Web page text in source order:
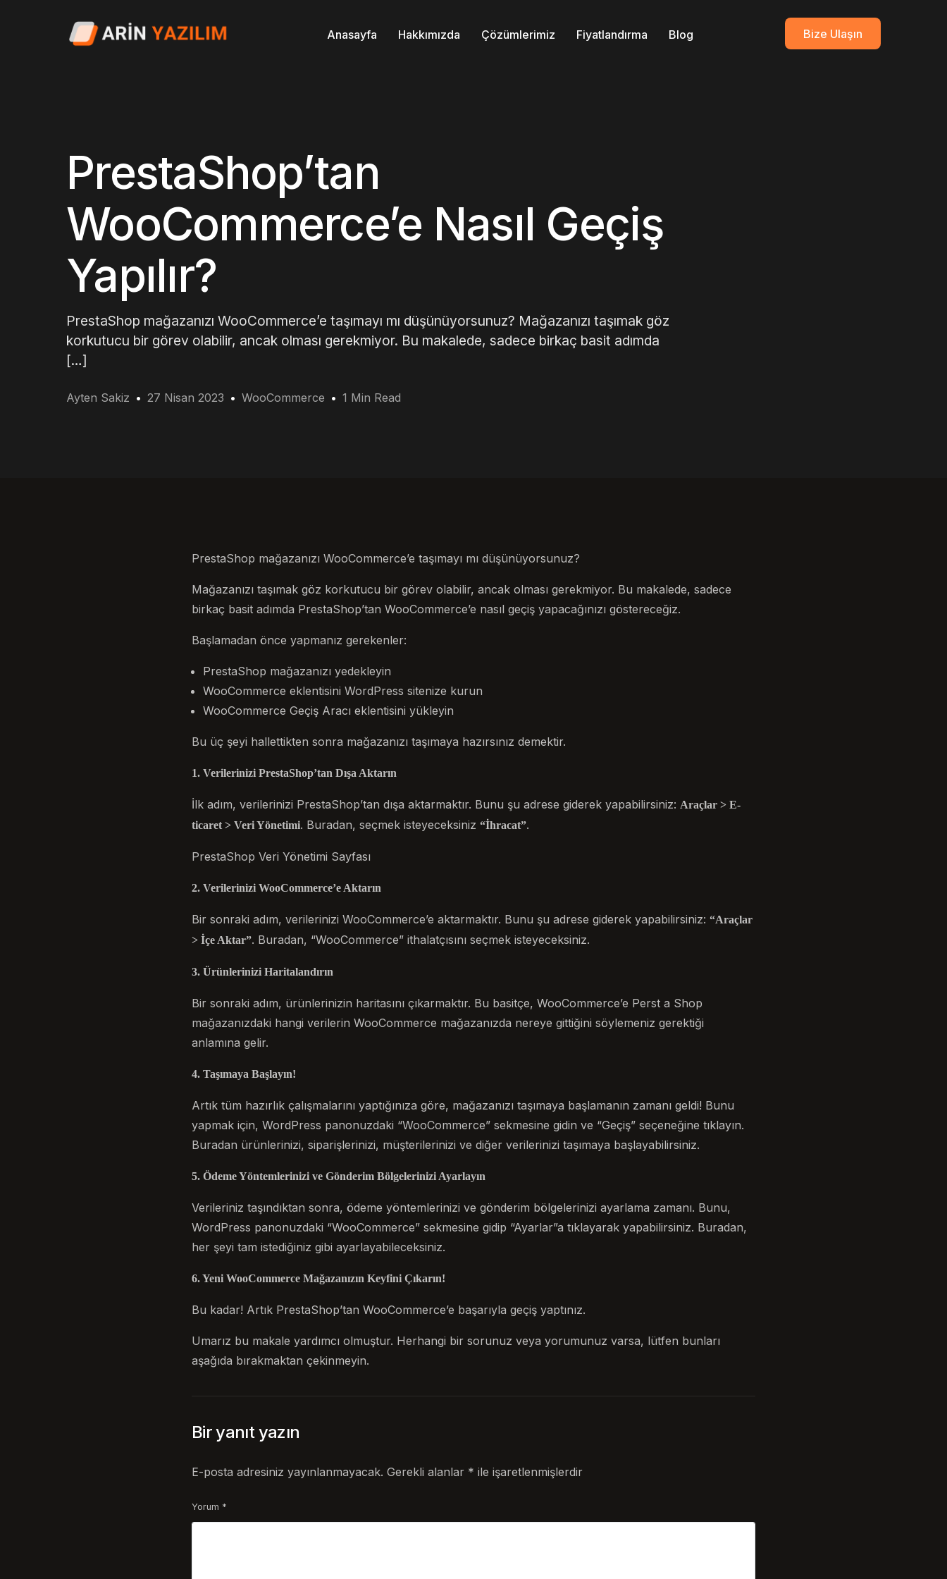
Anasayfa Hakkımızda Çözümlerimiz Fiyatlandırma Blog Bize Ulaşın
PrestaShop’tan
WooCommerce’e Nasıl Geçiş
Yapılır?
PrestaShop mağazanızı WooCommerce’e taşımayı mı düşünüyorsunuz? Mağazanızı taşımak göz
korkutucu bir görev olabilir, ancak olması gerekmiyor. Bu makalede, sadece birkaç basit adımda
[…]
Ayten Sakiz 27 Nisan 2023 WooCommerce 1 Min Read
PrestaShop mağazanızı WooCommerce’e taşımayı mı düşünüyorsunuz?
Mağazanızı taşımak göz korkutucu bir görev olabilir, ancak olması gerekmiyor. Bu makalede, sadece
birkaç basit adımda PrestaShop’tan WooCommerce’e nasıl geçiş yapacağınızı göstereceğiz.
Başlamadan önce yapmanız gerekenler:
PrestaShop mağazanızı yedekleyin
WooCommerce eklentisini WordPress sitenize kurun
WooCommerce Geçiş Aracı eklentisini yükleyin
Bu üç şeyi hallettikten sonra mağazanızı taşımaya hazırsınız demektir.
1. Verilerinizi PrestaShop’tan Dışa Aktarın
İlk adım, verilerinizi PrestaShop’tan dışa aktarmaktır. Bunu şu adrese giderek yapabilirsiniz: Araçlar > E-
ticaret > Veri Yönetimi. Buradan, seçmek isteyeceksiniz “İhracat”.
PrestaShop Veri Yönetimi Sayfası
2. Verilerinizi WooCommerce’e Aktarın
Bir sonraki adım, verilerinizi WooCommerce’e aktarmaktır. Bunu şu adrese giderek yapabilirsiniz: “Araçlar
> İçe Aktar”. Buradan, “WooCommerce” ithalatçısını seçmek isteyeceksiniz.
3. Ürünlerinizi Haritalandırın
Bir sonraki adım, ürünlerinizin haritasını çıkarmaktır. Bu basitçe, WooCommerce’e Perst a Shop
mağazanızdaki hangi verilerin WooCommerce mağazanızda nereye gittiğini söylemeniz gerektiği
anlamına gelir.
4. Taşımaya Başlayın!
Artık tüm hazırlık çalışmalarını yaptığınıza göre, mağazanızı taşımaya başlamanın zamanı geldi! Bunu
yapmak için, WordPress panonuzdaki “WooCommerce” sekmesine gidin ve “Geçiş” seçeneğine tıklayın.
Buradan ürünlerinizi, siparişlerinizi, müşterilerinizi ve diğer verilerinizi taşımaya başlayabilirsiniz.
5. Ödeme Yöntemlerinizi ve Gönderim Bölgelerinizi Ayarlayın
Verileriniz taşındıktan sonra, ödeme yöntemlerinizi ve gönderim bölgelerinizi ayarlama zamanı. Bunu,
WordPress panonuzdaki “WooCommerce” sekmesine gidip “Ayarlar”a tıklayarak yapabilirsiniz. Buradan,
her şeyi tam istediğiniz gibi ayarlayabileceksiniz.
6. Yeni WooCommerce Mağazanızın Keyfini Çıkarın!
Bu kadar! Artık PrestaShop’tan WooCommerce’e başarıyla geçiş yaptınız.
Umarız bu makale yardımcı olmuştur. Herhangi bir sorunuz veya yorumunuz varsa, lütfen bunları
aşağıda bırakmaktan çekinmeyin.
Bir yanıt yazın
E-posta adresiniz yayınlanmayacak. Gerekli alanlar * ile işaretlenmişlerdir
Yorum *